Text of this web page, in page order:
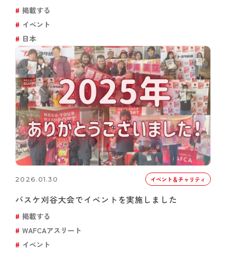
掲載する
イベント
日本
2026.01.30 イベント＆チャリティ
バスケ刈谷大会でイベントを実施しました
掲載する
WAFCAアスリート
イベント